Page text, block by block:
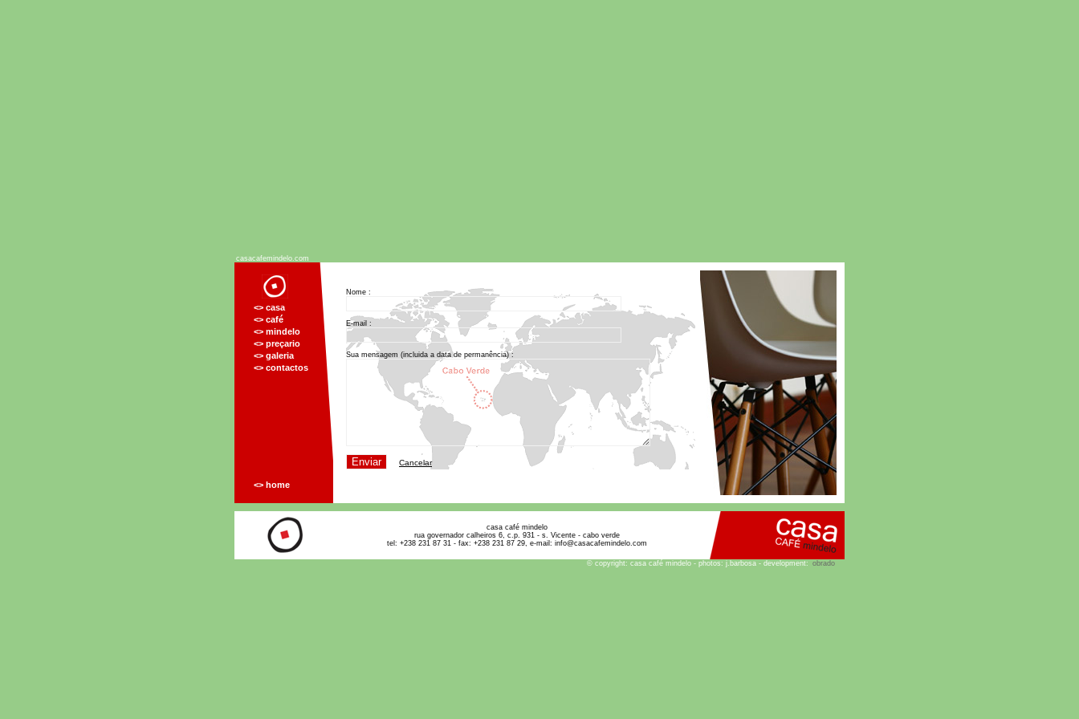
casacafemindelo.com
<> casa
<> café
<> mindelo
<> preçario
<> galeria
<> contactos
<> home
Nome :
E-mail :
Sua mensagem (incluida a data de permanência) :
Cancelar
casa café mindelo
rua governador calheiros 6, c.p. 931 - s. Vicente - cabo verde
tel: +238 231 87 31 - fax: +238 231 87 29, e-mail: info@casacafemindelo.com
© copyright: casa café mindelo - photos: j.barbosa - development: obrado